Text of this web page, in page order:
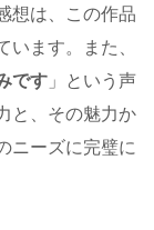
想は、この作品
ます。また、
です 」という声
と、その魅力か
ニーズに完璧に